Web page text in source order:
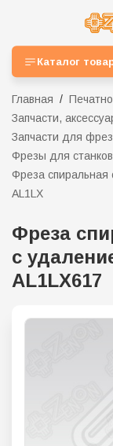
Каталог
Главная
Запчасти,
Запчасти для
Фрезы для
Фреза спиральная
AL1LX
Фреза
с
AL1LX617